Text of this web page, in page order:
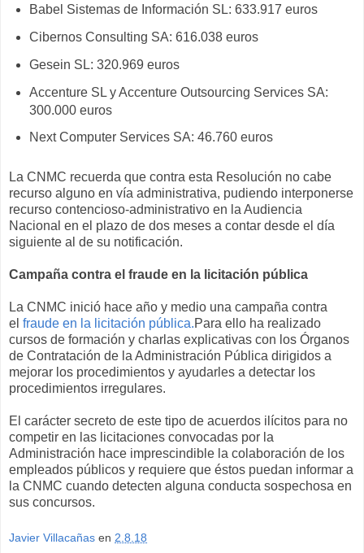
Babel Sistemas de Información SL: 633.917 euros
Cibernos Consulting SA: 616.038 euros
Gesein SL: 320.969 euros
Accenture SL y Accenture Outsourcing Services SA:
300.000 euros
Next Computer Services SA: 46.760 euros
La CNMC recuerda que contra esta Resolución no cabe
recurso alguno en vía administrativa, pudiendo interponerse
recurso contencioso-administrativo en la Audiencia
Nacional en el plazo de dos meses a contar desde el día
siguiente al de su notificación.
Campaña contra el fraude en la licitación pública
La CNMC inició hace año y medio una campaña contra
el fraude en la licitación pública.Para ello ha realizado
cursos de formación y charlas explicativas con los Órganos
de Contratación de la Administración Pública dirigidos a
mejorar los procedimientos y ayudarles a detectar los
procedimientos irregulares.
El carácter secreto de este tipo de acuerdos ilícitos para no
competir en las licitaciones convocadas por la
Administración hace imprescindible la colaboración de los
empleados públicos y requiere que éstos puedan informar a
la CNMC cuando detecten alguna conducta sospechosa en
sus concursos.
Javier Villacañas en 2.8.18